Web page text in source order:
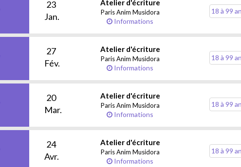
23
Jan.
Atelier d'écriture
Paris Anim Musidora
Informations
18 à 99
27
Fév.
Atelier d'écriture
Paris Anim Musidora
Informations
18 à 99
20
Mar.
Atelier d'écriture
Paris Anim Musidora
Informations
18 à 99
24
Avr.
Atelier d'écriture
Paris Anim Musidora
Informations
18 à 99